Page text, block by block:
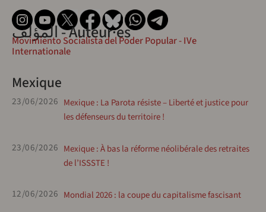
المؤلف - Auteur·es
Movimiento Socialista del Poder Popular - IVe
Internationale
Mexique
23/06/2026 Mexique : La Parota résiste – Liberté et justice pour
les défenseurs du territoire !
23/06/2026 Mexique : À bas la réforme néolibérale des retraites
de l’ISSSTE !
12/06/2026 Mondial 2026 : la coupe du capitalisme fascisant